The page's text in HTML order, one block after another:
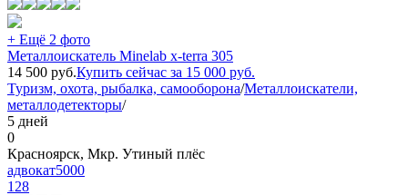
+ Ещё 2 фото
Металлоискатель Minelab x-terra 305
14 500 руб.Купить сейчас за 15 000 руб.
Туризм, охота, рыбалка, самооборона/Металлоискатели,
металлодетекторы/
5 дней
0
Красноярск, Мкр. Утиный плёс
адвокат5000
128